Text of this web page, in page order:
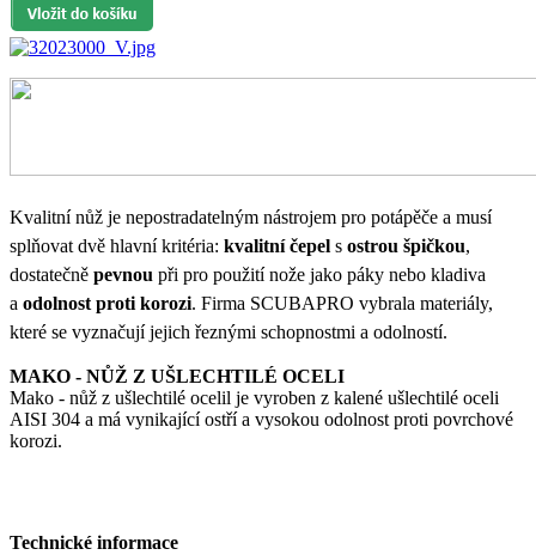
Kvalitní nůž je nepostradatelným nástrojem pro potápěče a musí
splňovat dvě hlavní kritéria: kvalitní čepel s ostrou špičkou,
dostatečně pevnou při pro použití nože jako páky nebo kladiva
a odolnost proti korozi. Firma SCUBAPRO vybrala materiály,
které se vyznačují jejich řeznými schopnostmi a odolností.
MAKO - NŮŽ Z UŠLECHTILÉ OCELI
Mako - nůž z ušlechtilé ocelil je vyroben z kalené ušlechtilé oceli
AISI 304 a má vynikající ostří a vysokou odolnost proti povrchové
korozi.
Technické informace